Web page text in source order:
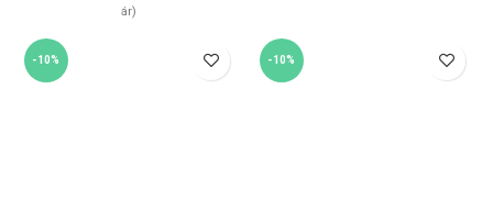
ár)
-10% -10%